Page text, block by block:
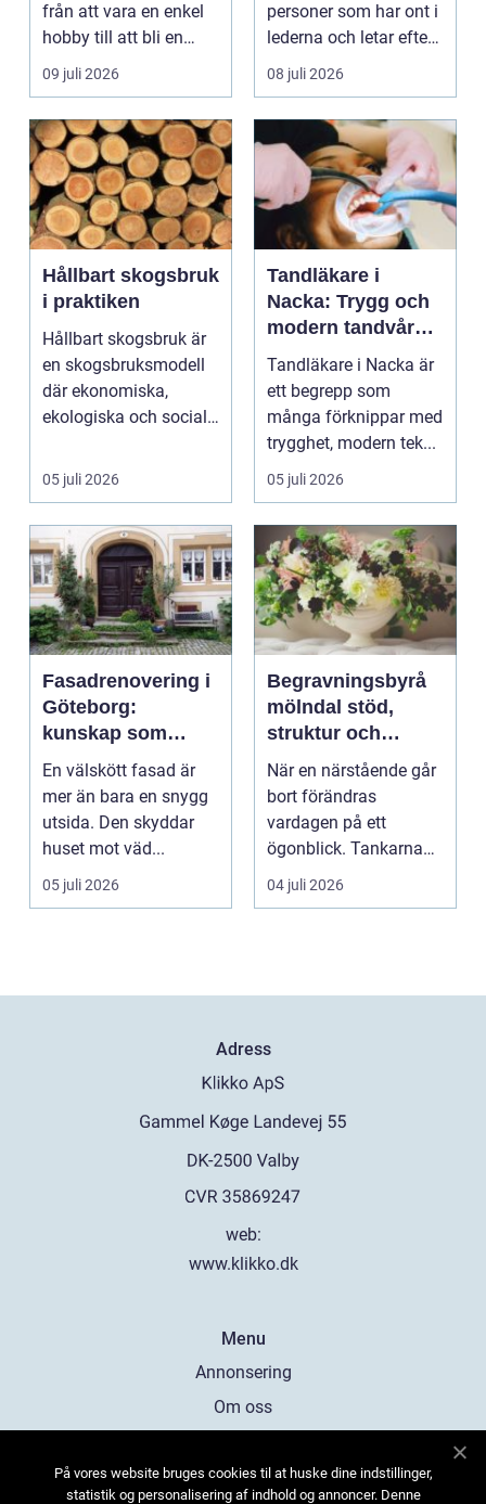
från att vara en enkel
hobby till att bli en
egen liten ...
09 juli 2026
personer som har ont i
lederna och letar efter
hjälp i huv...
08 juli 2026
Hållbart skogsbruk
i praktiken
Hållbart skogsbruk är
en skogsbruksmodell
där ekonomiska,
ekologiska och sociala
...
05 juli 2026
Tandläkare i
Nacka: Trygg och
modern tandvård
nära dig
Tandläkare i Nacka är
ett begrepp som
många förknippar med
trygghet, modern tek...
05 juli 2026
Fasadrenovering i
Göteborg:
kunskap som
lönar sig på lång
En välskött fasad är
mer än bara en snygg
utsida. Den skyddar
huset mot väd...
05 juli 2026
Begravningsbyrå
mölndal stöd,
struktur och
omsorg när livet
förändras
När en närstående går
bort förändras
vardagen på ett
ögonblick. Tankarna
snurrar, känslorna
pendlar ...
04 juli 2026
Adress
web:
www.klikko.dk
Menu
Annonsering
Om oss
Kontakta oss
På vores website bruges cookies til at huske dine indstillinger,
statistik og personalisering af indhold og annoncer. Denne